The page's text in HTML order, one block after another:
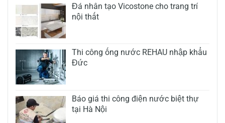
Đá nhân tạo Vicostone cho trang trí
nội thất
Thi công ống nước REHAU nhập khẩu
Đức
Báo giá thi công điện nước biệt thự
tại Hà Nội